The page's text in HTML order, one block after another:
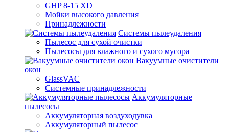
GHP 8-15 XD
Мойки высокого давления
Принадлежности
Системы пылеудаления
Пылесос для сухой очистки
Пылесосы для влажного и сухого мусора
Вакуумные очистители
окон
GlassVAC
Системные принадлежности
Аккумуляторные
пылесосы
Аккумуляторная воздуходувка
Аккумуляторный пылесос